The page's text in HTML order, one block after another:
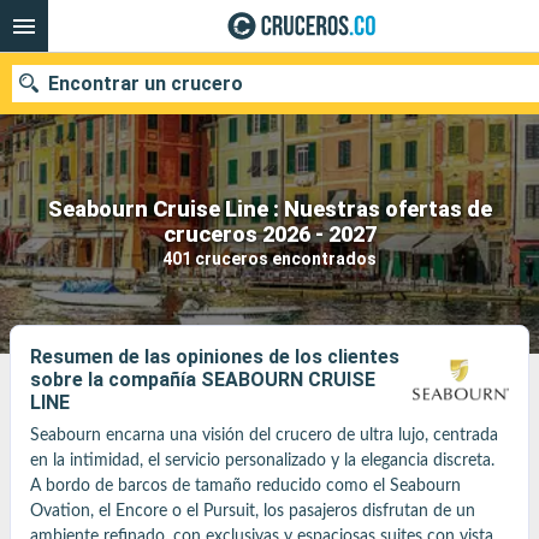
Seabourn Cruise Line : Nuestras ofertas de
cruceros 2026 - 2027
401 cruceros encontrados
Encontrar un crucero
Fecha de salida
Buscar
Resumen de las opiniones de los clientes
sobre la compañía SEABOURN CRUISE
LINE
Seabourn encarna una visión del crucero de ultra lujo, centrada
en la intimidad, el servicio personalizado y la elegancia discreta.
A bordo de barcos de tamaño reducido como el Seabourn
Ovation, el Encore o el Pursuit, los pasajeros disfrutan de un